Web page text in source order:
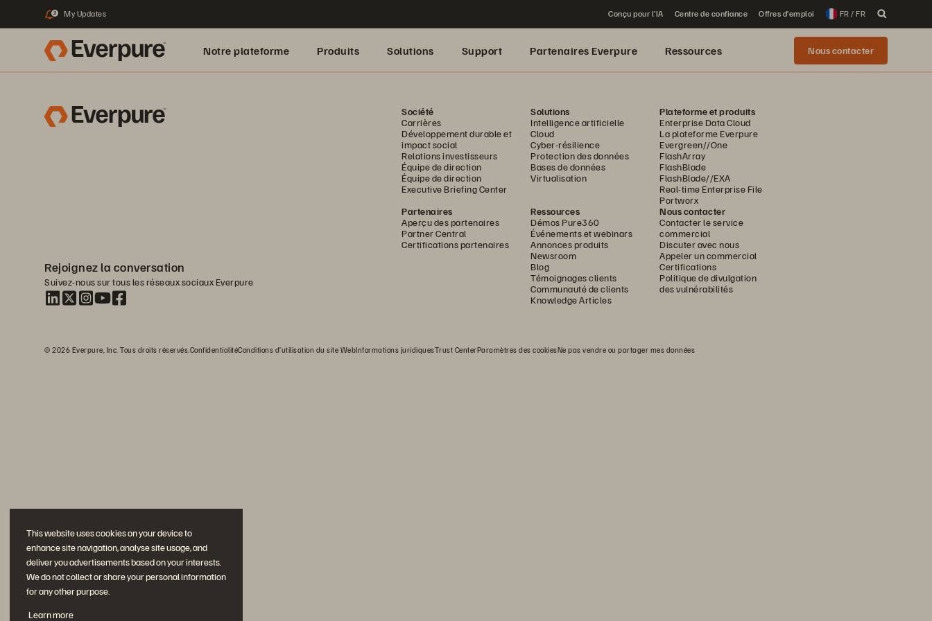
This website uses cookies on your device to
enhance site navigation, analyse site usage, and
deliver you advertisements based on your interests.
We do not collect or share your personal information
for any other purpose.
Learn more
2 My Updates Conçu pour l’IA Centre de confiance Offres d’emploi FR / FR
Notre plateforme Produits Solutions Support Partenaires Everpure Ressources Nous contacter
Société
Carrières
Développement durable et
impact social
Relations investisseurs
Équipe de direction
Équipe de direction
Executive Briefing Center
Solutions
Intelligence artificielle
Cloud
Cyber-résilience
Protection des données
Bases de données
Virtualisation
Plateforme et produits
Enterprise Data Cloud
La plateforme Everpure
Evergreen//One
FlashArray
FlashBlade
FlashBlade//EXA
Real-time Enterprise File
Portworx
Partenaires
Aperçu des partenaires
Partner Central
Certifications partenaires
Ressources
Démos Pure360
Événements et webinars
Annonces produits
Newsroom
Blog
Témoignages clients
Communauté de clients
Knowledge Articles
Nous contacter
Contacter le service
commercial
Discuter avec nous
Appeler un commercial
Certifications
Politique de divulgation
des vulnérabilités
Rejoignez la conversation
Suivez-nous sur tous les réseaux sociaux Everpure
© 2026 Everpure, Inc. Tous droits réservés. ConfidentialitéConditions d’utilisation du site WebInformations juridiquesTrust CenterParamètres des cookiesNe pas vendre ou partager mes données